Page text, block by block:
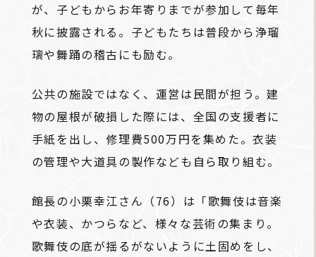
が、子どもからお年寄りまでが参加して毎年
秋に披露される。子どもたちは普段から浄瑠
璃や舞踊の稽古にも励む。
公共の施設ではなく、運営は民間が担う。建
物の屋根が破損した際には、全国の支援者に
手紙を出し、修理費500万円を集めた。衣装
の管理や大道具の製作なども自ら取り組む。
館長の小栗幸江さん（76）は「歌舞伎は音楽
や衣装、かつらなど、様々な芸術の集まり。
歌舞伎の底が揺るがないように土固めをし、